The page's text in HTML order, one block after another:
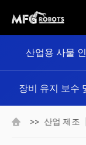
산업용 사물
장비 유지 보수
>> 산업 제조